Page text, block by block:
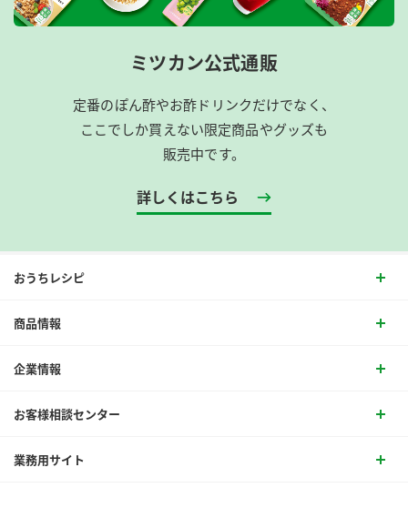
ミツカン公式通販
定番のぽん酢やお酢ドリンクだけでなく、
ここでしか買えない限定商品やグッズも
販売中です。
詳しくはこちら
おうちレシピ
商品情報
企業情報
お客様相談センター
業務用サイト